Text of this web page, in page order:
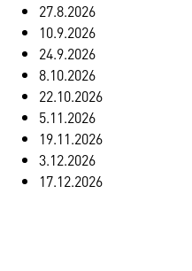
27.8.2026
10.9.2026
24.9.2026
8.10.2026
22.10.2026
5.11.2026
19.11.2026
3.12.2026
17.12.2026